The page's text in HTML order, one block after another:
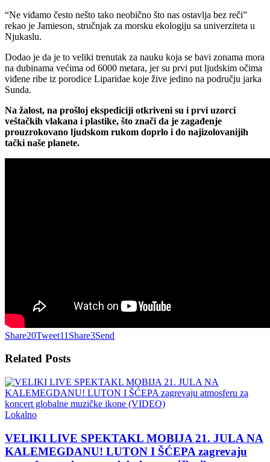
“Ne viđamo često nešto tako neobično što nas ostavlja bez reči”
rekao je Jamieson, stručnjak za morsku ekologiju sa univerziteta u
Njukaslu.
Dodao je da je to veliki trenutak za nauku koja se bavi zonama mora
na dubinama većima od 6000 metara, jer su prvi put ljudskim očima
viđene ribe iz porodice Liparidae koje žive jedino na području jarka
Sunda.
Na žalost, na prošloj ekspediciji otkriveni su i prvi uzorci
veštačkih vlakana i plastike, što znači da je zagađenje
prouzrokovano ljudskom rukom doprlo i do najizolovanijih
tački naše planete.
Share20Tweet11 Share3Send
Related Posts
Lokalno
VELIKI LIVE SPEKTAKL MOBIJA 21. JULA NA
KALEMEGDANU! LUTON I ŠĆEPA zagrevaju